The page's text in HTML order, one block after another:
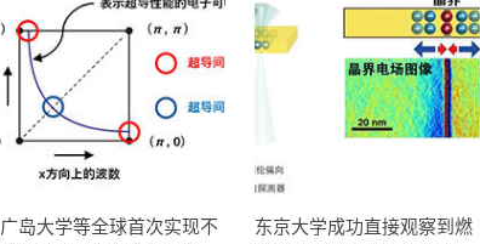
广岛大学等全球首次实现不
东京大学成功直接观察到燃